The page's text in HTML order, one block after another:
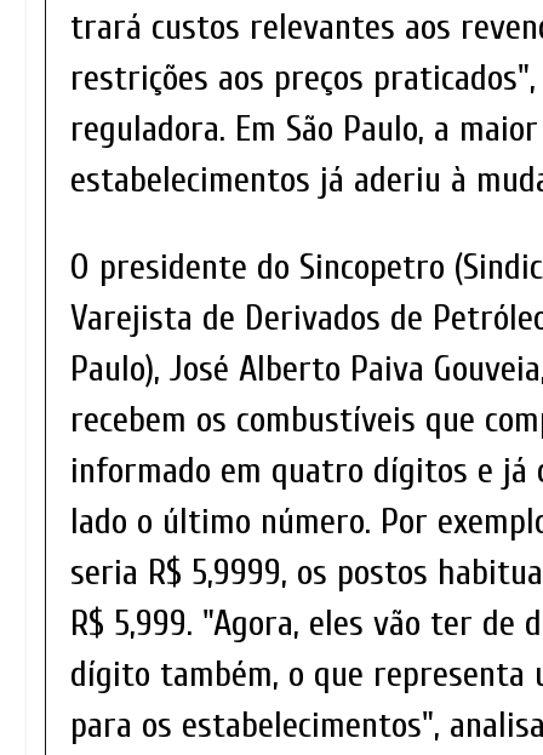
trará custos relevantes aos
restrições aos preços
reguladora. Em São Paulo, a
estabelecimentos já aderiu à
O presidente do Sincopetro
Varejista de Derivados de
Paulo), José Alberto Paiva
recebem os combustíveis que
informado em quatro dígitos e já
lado o último número. Por
seria R$ 5,9999, os postos
R$ 5,999. "Agora, eles vão ter de
dígito também, o que representa
para os estabelecimentos",